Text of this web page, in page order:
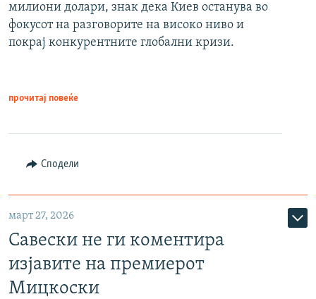
милиони долари, знак дека Киев останува во
фокусот на разговорите на високо ниво и
покрај конкурентните глобални кризи.
прочитај повеќе
Сподели
март 27, 2026
Савески не ги коментира
изјавите на премиерот
Мицкоски